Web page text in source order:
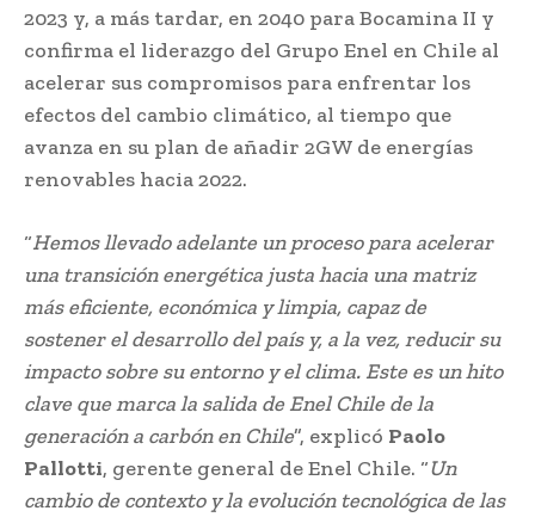
2023 y, a más tardar, en 2040 para Bocamina II y
confirma el liderazgo del Grupo Enel en Chile al
acelerar sus compromisos para enfrentar los
efectos del cambio climático, al tiempo que
avanza en su plan de añadir 2GW de energías
renovables hacia 2022.
“Hemos llevado adelante un proceso para acelerar
una transición energética justa hacia una matriz
más eficiente, económica y limpia, capaz de
sostener el desarrollo del país y, a la vez, reducir su
impacto sobre su entorno y el clima. Este es un hito
clave que marca la salida de Enel Chile de la
generación a carbón en Chile”, explicó Paolo
Pallotti, gerente general de Enel Chile. “Un
cambio de contexto y la evolución tecnológica de las